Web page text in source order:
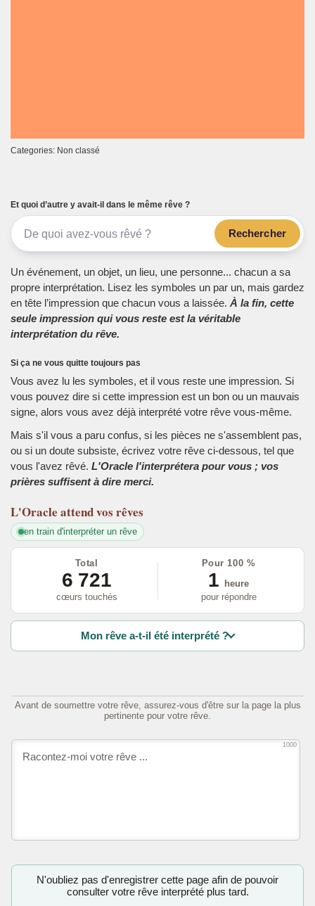
Categories: Non classé
Et quoi d’autre y avait-il dans le même rêve ?
Rechercher
Un événement, un objet, un lieu, une personne... chacun a sa
propre interprétation. Lisez les symboles un par un, mais gardez
en tête l’impression que chacun vous a laissée. À la fin, cette
seule impression qui vous reste est la véritable
interprétation du rêve.
Si ça ne vous quitte toujours pas
Vous avez lu les symboles, et il vous reste une impression. Si
vous pouvez dire si cette impression est un bon ou un mauvais
signe, alors vous avez déjà interprété votre rêve vous-même.
Mais s'il vous a paru confus, si les pièces ne s'assemblent pas,
ou si un doute subsiste, écrivez votre rêve ci-dessous, tel que
vous l'avez rêvé. L'Oracle l'interprétera pour vous ; vos
prières suffisent à dire merci.
L'Oracle attend vos rêves
en train d'interpréter un rêve
Total
6 721
cœurs touchés
Pour 100 %
1
heure
pour répondre
Mon rêve a-t-il été interprété ?
Avant de soumettre votre rêve, assurez-vous d'être sur la page la plus
pertinente pour votre rêve.
1000
N'oubliez pas d'enregistrer cette page afin de pouvoir
consulter votre rêve interprété plus tard.